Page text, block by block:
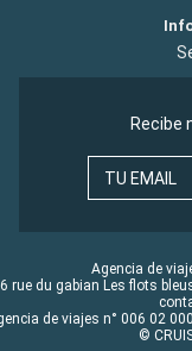
Recibe
TU EMAIL
Agencia de
rue du gabian Les flots
de viajes n° 006 02
©